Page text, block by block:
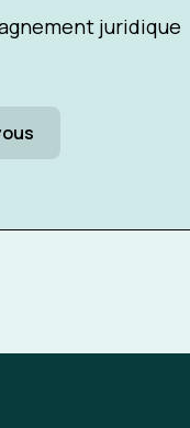
juridique